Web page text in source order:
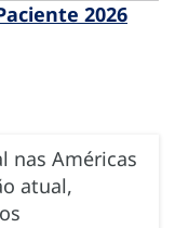
2026
nas Américas
atual,